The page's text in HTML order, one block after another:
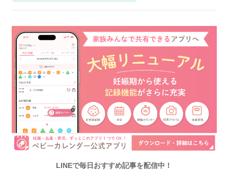
LINEで毎日おすすめ記事を配信中！